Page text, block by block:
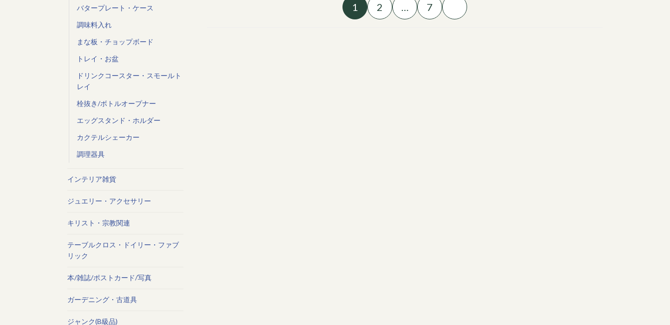
1 2 7
バタープレート・ケース
調味料入れ
まな板・チョップボード
トレイ・お盆
ドリンクコースター・スモールト
レイ
栓抜き/ボトルオープナー
エッグスタンド・ホルダー
カクテルシェーカー
調理器具
インテリア雑貨
ジュエリー・アクセサリー
キリスト・宗教関連
テーブルクロス・ドイリー・ファブ
リック
本/雑誌/ポストカード/写真
ガーデニング・古道具
ジャンク(B級品)